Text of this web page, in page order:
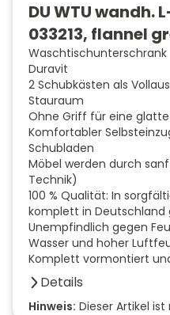
DU WTU wandh.
033213, flannel
Waschtischunterschrank
Duravit
2 Schubkästen als
Stauraum
Ohne Griff für eine
Komfortabler
Schubladen
Möbel werden durch
Technik)
100 % Qualität: In
komplett in
Unempfindlich gegen
Wasser und hoher
Komplett vormontiert
Details
Anzahl der Fächer
Hinweis: Dieser Artikel